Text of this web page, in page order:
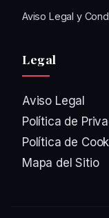
Aviso Legal y
Legal
Aviso Legal
Política de
Política de
Mapa del Sitio